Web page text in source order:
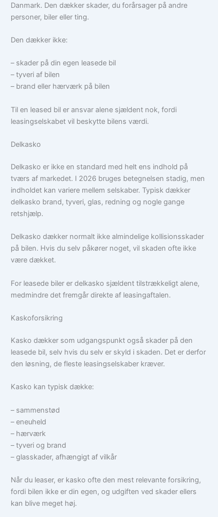
Danmark. Den dækker skader, du forårsager på andre
personer, biler eller ting.
Den dækker ikke:
– skader på din egen leasede bil
– tyveri af bilen
– brand eller hærværk på bilen
Til en leased bil er ansvar alene sjældent nok, fordi
leasingselskabet vil beskytte bilens værdi.
Delkasko
Delkasko er ikke en standard med helt ens indhold på
tværs af markedet. I 2026 bruges betegnelsen stadig, men
indholdet kan variere mellem selskaber. Typisk dækker
delkasko brand, tyveri, glas, redning og nogle gange
retshjælp.
Delkasko dækker normalt ikke almindelige kollisionsskader
på bilen. Hvis du selv påkører noget, vil skaden ofte ikke
være dækket.
For leasede biler er delkasko sjældent tilstrækkeligt alene,
medmindre det fremgår direkte af leasingaftalen.
Kaskoforsikring
Kasko dækker som udgangspunkt også skader på den
leasede bil, selv hvis du selv er skyld i skaden. Det er derfor
den løsning, de fleste leasingselskaber kræver.
Kasko kan typisk dække:
– sammenstød
– eneuheld
– hærværk
– tyveri og brand
– glasskader, afhængigt af vilkår
Når du leaser, er kasko ofte den mest relevante forsikring,
fordi bilen ikke er din egen, og udgiften ved skader ellers
kan blive meget høj.